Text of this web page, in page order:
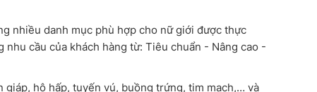
nhiều danh mục phù hợp cho nữ giới được thực
cầu của khách hàng từ: Tiêu chuẩn - Nâng cao -
hô hấp, tuyến vú, buồng trứng, tim mạch,… và